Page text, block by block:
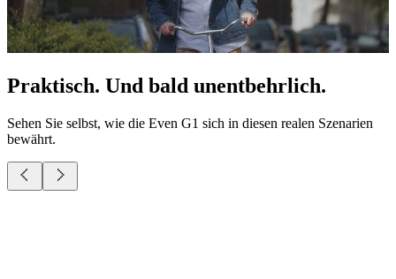
Praktisch. Und bald unentbehrlich.
Sehen Sie selbst, wie die Even G1 sich in diesen realen Szenarien
bewährt.